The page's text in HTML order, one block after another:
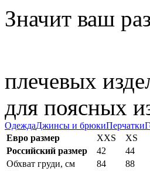
Значит ваш
плечевых
для поясных
ОдеждаДжинсы и брюкиПерчатки
Евро размер
XXS XS
Российский размер
42 44
Обхват груди, см
84 88